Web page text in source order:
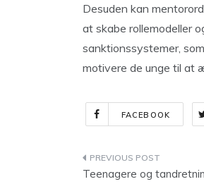
Desuden kan
at skabe rollemodeller
sanktionssystemer,
motivere de unge til at
FACEBOOK
Teenagere og